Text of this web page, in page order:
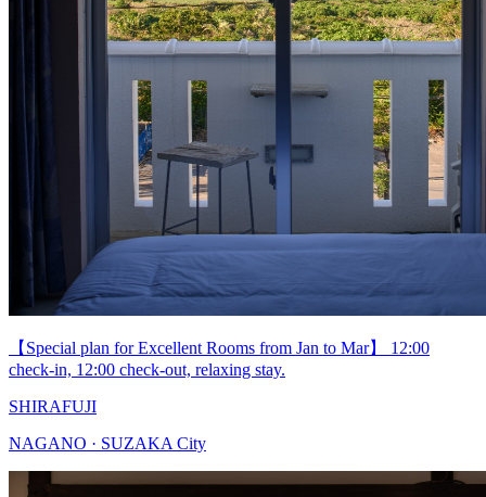
【Special plan for Excellent Rooms from Jan to Mar】 12:00
check-in, 12:00 check-out, relaxing stay.
SHIRAFUJI
NAGANO · SUZAKA City